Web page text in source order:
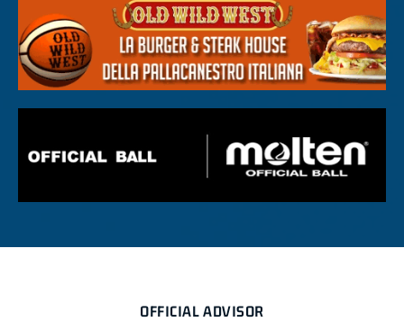
OFFICIAL ADVISOR